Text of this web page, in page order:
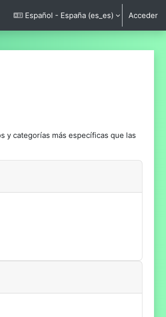
Español - España ‎(es_es)‎
Acceder
y categorías más específicas que las